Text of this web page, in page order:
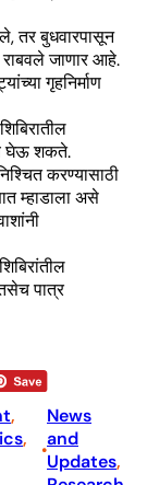
तर बुधवारपासून
राबवले जाणार आहे.
गृहनिर्माण
घेऊ शकते.
करण्यासाठी
म्हाडाला असे
पात्र
•
News
and
Updates